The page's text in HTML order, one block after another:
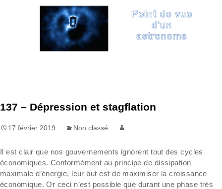
137 – Dépression et stagflation
17 février 2019 Non classé
Il est clair que nos gouvernements ignorent tout des cycles
économiques. Conformément au principe de dissipation
maximale d’énergie, leur but est de maximiser la croissance
économique. Or ceci n’est possible que durant une phase très